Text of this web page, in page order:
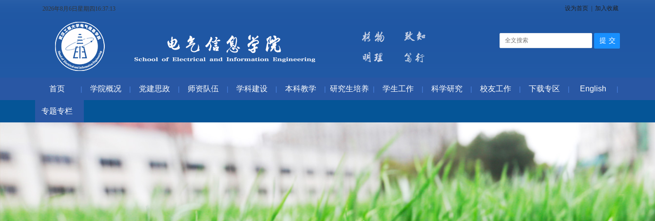
2026年8月6日星期四16:37:14 设为首页 加入收藏
首页 | 学院概况 | 党建思政 | 师资队伍 | 学科建设 | 本科教学 | 研究生培养 | 学生工作 | 科学研究 | 校友工作 | 下载专区 | English |
专题专栏